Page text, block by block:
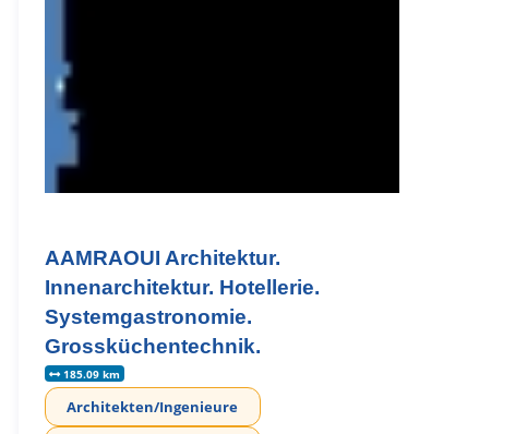
AAMRAOUI Architektur.
Innenarchitektur. Hotellerie.
Systemgastronomie.
Grossküchentechnik.
185.09 km
Architekten/Ingenieure